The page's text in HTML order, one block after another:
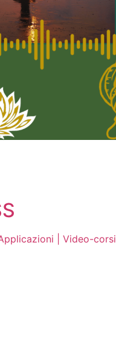
| Video-corsi